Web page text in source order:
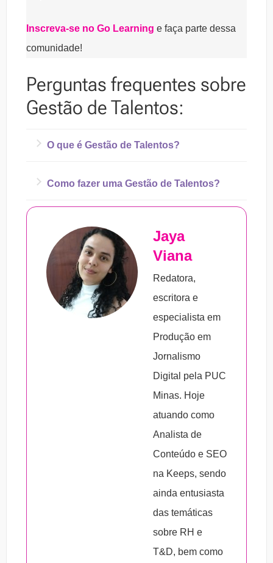
Inscreva-se no Go Learning e faça parte dessa
comunidade!
Perguntas frequentes sobre
Gestão de Talentos:
O que é Gestão de Talentos?
Gestão de Talentos é uma tática utilizada
colaboradores. Esse tipo de gestão tem
como base os seguintes princípio
norteadores:
– Atração;
– Gestão por competência.
Como fazer uma Gestão de Talentos?
ao implementar uma Gestão de Talentos e
apresentá-la ao RH:
1. Estudar as inovações e tecnologias
organizacionais disponíveis no mercado.
2. Focar nas competências essenciais.
3. Investir em colaboradores arrojados.
4. Enxergar a Gestão de Talentos como
motivadora dos processos organizacionais.
5. Abordar as práticas desse tipo de gestão
Jaya
Viana
Redatora,
escritora e
especialista em
Produção em
Jornalismo
Digital pela PUC
Minas. Hoje
atuando como
Analista de
Conteúdo e SEO
na Keeps, sendo
ainda entusiasta
das temáticas
sobre RH e
T&D, bem como